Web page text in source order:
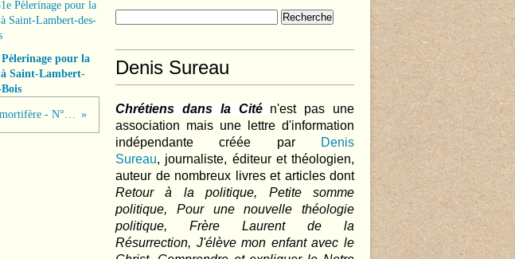
Pèlerinage pour la
Saint-Lambert-
Fin de vie : face à une loi mortifère - N°449
Denis Sureau
Chrétiens dans la Cité
n'est pas une
association mais une lettre d'information
indépendante créée par
Denis
Sureau, journaliste, éditeur et théologien,
auteur de nombreux livres et articles dont
Retour à la politique, Petite somme
politique, Pour une nouvelle théologie
politique, Frère Laurent de la
Résurrection, J'élève mon enfant avec le